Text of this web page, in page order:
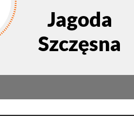
Jagoda
Szczęsna